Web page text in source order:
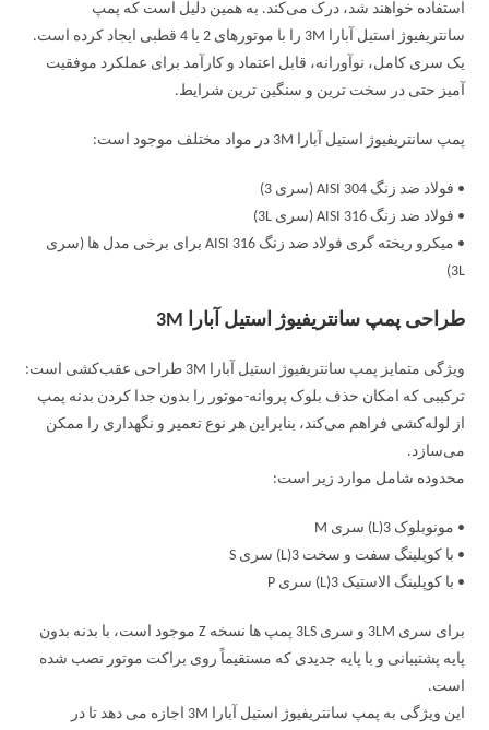
استفاده خواهند شد، درک می‌کند. به همین دلیل است که پمپ
سانتریفیوژ استیل آبارا 3M را با موتورهای 2 یا 4 قطبی ایجاد کرده است.
یک سری کامل، نوآورانه، قابل اعتماد و کارآمد برای عملکرد موفقیت
آمیز حتی در سخت ترین و سنگین ترین شرایط.
پمپ سانتریفیوژ استیل آبارا 3M در مواد مختلف موجود است:
• فولاد ضد زنگ AISI 304 (سری 3)
• فولاد ضد زنگ AISI 316 (سری 3L)
• میکرو ریخته گری فولاد ضد زنگ AISI 316 برای برخی مدل ها (سری
3L)
طراحی پمپ سانتریفیوژ استیل آبارا 3M
ویژگی متمایز پمپ سانتریفیوژ استیل آبارا 3M طراحی عقب‌کشی است:
ترکیبی که امکان حذف بلوک پروانه-موتور را بدون جدا کردن بدنه پمپ
از لوله‌کشی فراهم می‌کند، بنابراین هر نوع تعمیر و نگهداری را ممکن
می‌سازد.
محدوده شامل موارد زیر است:
• مونوبلوک 3(L) سری M
• با کوپلینگ سفت و سخت 3(L) سری S
• با کوپلینگ الاستیک 3(L) سری P
برای سری 3LM و سری 3LS پمپ ها نسخه Z موجود است، با بدنه بدون
پایه پشتیبانی و با پایه جدیدی که مستقیماً روی براکت موتور نصب شده
است.
این ویژگی به پمپ سانتریفیوژ استیل آبارا 3M اجازه می دهد تا در